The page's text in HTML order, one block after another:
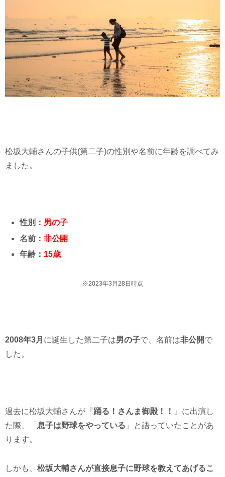
松坂大輔さんの子供(第二子)の性別や名前に年齢を調べてみ
ました。
性別： 男の子
名前：非公開
年齢： 15歳
※2023年3月28日時点
2008年3月 に誕生した第二子は男の子で、名前は非公開で
した。
過去に松坂大輔さんが『踊る！さんま御殿！！ 』に出演し
た際、「 息子は野球をやっている 」と語っていたことがあ
ります。
しかも、 松坂大輔さんが直接息子に野球を教えてあげるこ